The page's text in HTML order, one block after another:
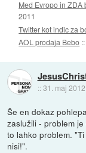
Med Evropo in ZDA
2011
Twitter kot indic za
AOL prodaja Bebo ::
::31. maj
Še en dokaz
zaslužili - problem
to lahko problem.
nisi!".